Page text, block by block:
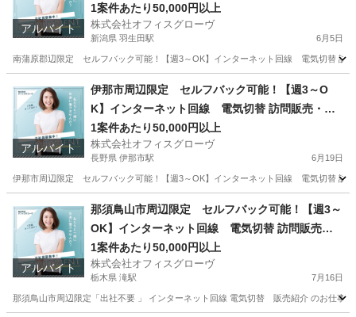
アルバイト
介
1案件あたり50,000円以上
株式会社オフィスグローヴ
新潟県 羽生田駅 6月5日
南蒲原郡辺限定 セルフバック可能！【週3～OK】インターネット回線 電気切替 訪
羽生田駅 営業 セルフ
アルバイト
伊那市周辺限定 セルフバック可能！【週3～O
K】インターネット回線 電気切替 訪問販売・紹
介
1案件あたり50,000円以上
株式会社オフィスグローヴ
長野県 伊那市駅 6月19日
伊那市周辺限定 セルフバック可能！【週3～OK】インターネット回線 電気切替 訪
伊那市駅 営業 セルフ
アルバイト
那須鳥山市周辺限定 セルフバック可能！【週3～
OK】インターネット回線 電気切替 訪問販売・
紹介
1案件あたり50,000円以上
株式会社オフィスグローヴ
栃木県 滝駅 7月16日
那須鳥山市周辺限定「出社不要 」 インターネット回線 電気切替 販売紹介 のお仕事